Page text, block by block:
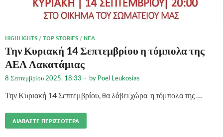
HIGHLIGHTS /TOP STORIES / ΝΈΑ
Την Κυριακή 14 Σεπτεμβρίου η τόμπολα της
ΑΕΛ Λακατάμιας
8 Σεπτεμβρίου 2025, 18:33 - by Poel Leukosias
Την Κυριακή 14 Σεπτεμβρίου, θα λάβει χώρα η τόμπολα της …
ΔΙΑΒΆΣΤΕ ΠΕΡΙΣΣΌΤΕΡΑ